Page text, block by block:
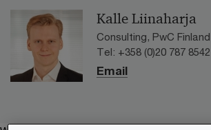
Kalle Liinaharja
Consulting, PwC Finland
Tel: +358 (0)20 787 8542
Email